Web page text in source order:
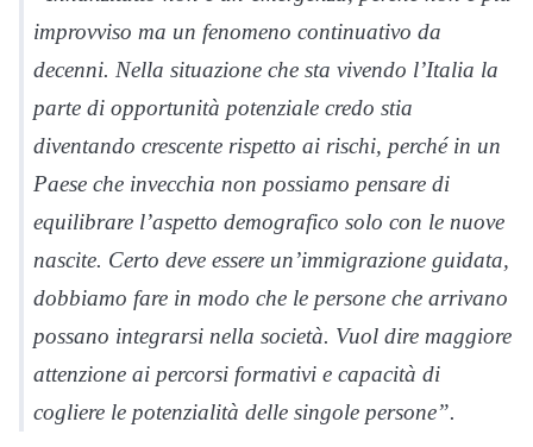
improvviso ma un fenomeno continuativo da
decenni. Nella situazione che sta vivendo l’Italia la
parte di opportunità potenziale credo stia
diventando crescente rispetto ai rischi, perché in un
Paese che invecchia non possiamo pensare di
equilibrare l’aspetto demografico solo con le nuove
nascite. Certo deve essere un’immigrazione guidata,
dobbiamo fare in modo che le persone che arrivano
possano integrarsi nella società. Vuol dire maggiore
attenzione ai percorsi formativi e capacità di
cogliere le potenzialità delle singole persone”.